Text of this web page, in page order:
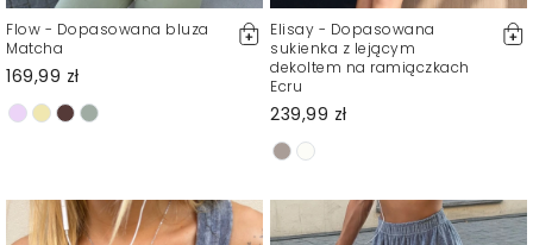
Flow - Dopasowana bluza
Matcha
169,99 zł
Elisay - Dopasowana
sukienka z lejącym
dekoltem na ramiączkach
Ecru
239,99 zł